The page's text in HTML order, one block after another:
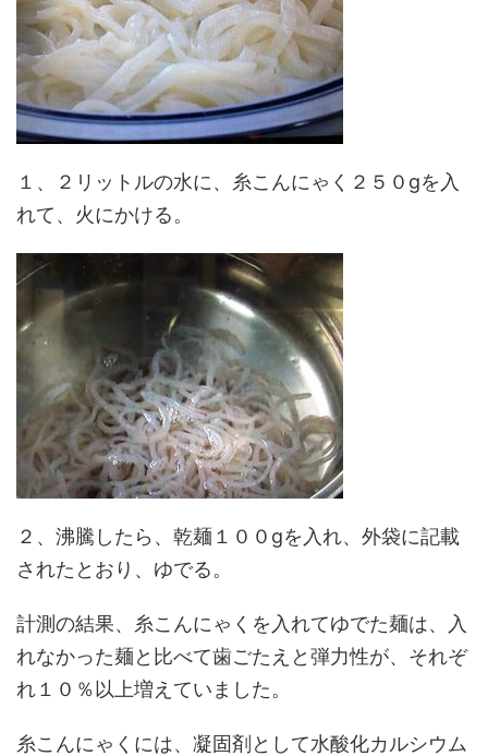
１、２リットルの水に、糸こんにゃく２５０gを入
れて、火にかける。
２、沸騰したら、乾麺１００gを入れ、外袋に記載
されたとおり、ゆでる。
計測の結果、糸こんにゃくを入れてゆでた麺は、入
れなかった麺と比べて歯ごたえと弾力性が、それぞ
れ１０％以上増えていました。
糸こんにゃくには、凝固剤として水酸化カルシウム